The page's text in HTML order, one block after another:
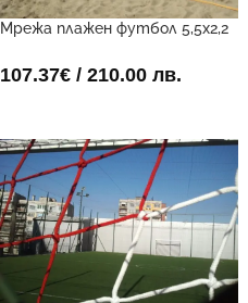
Мрежа плажен футбол 5,5х2,2
107.37€ / 210.00 лв.